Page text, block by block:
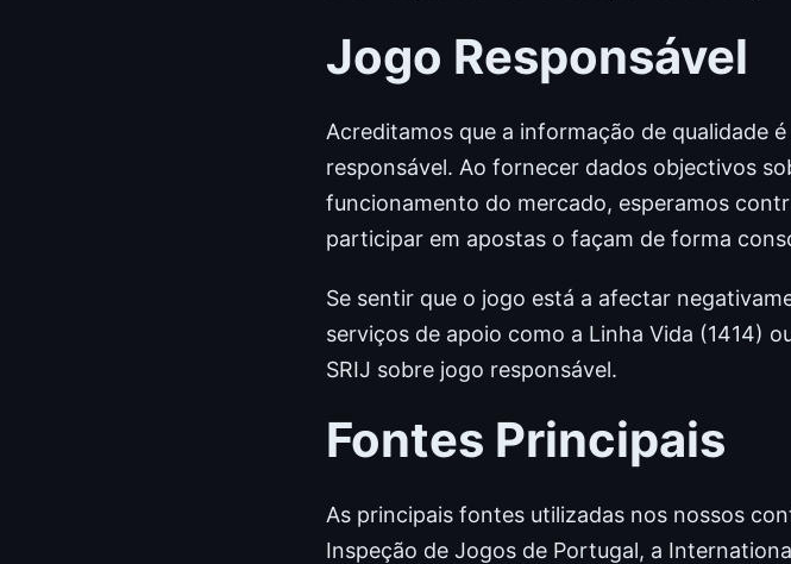
Jogo Responsável
Acreditamos que a informação de qualidade
responsável. Ao fornecer dados objectivos
funcionamento do mercado, esperamos
participar em apostas o façam de forma
Se sentir que o jogo está a afectar
serviços de apoio como a Linha Vida (1414)
SRIJ sobre jogo responsável.
Fontes Principais
As principais fontes utilizadas nos nossos
Inspeção de Jogos de Portugal, a